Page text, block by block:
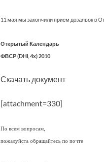
11 мая мы закончили прием дозаявок в
Открытый Календарь
ФВСР (DHI, 4x) 2010
Скачать документ
[attachment=330]
По всем вопросам,
пожалуйста обращайтесь по почте